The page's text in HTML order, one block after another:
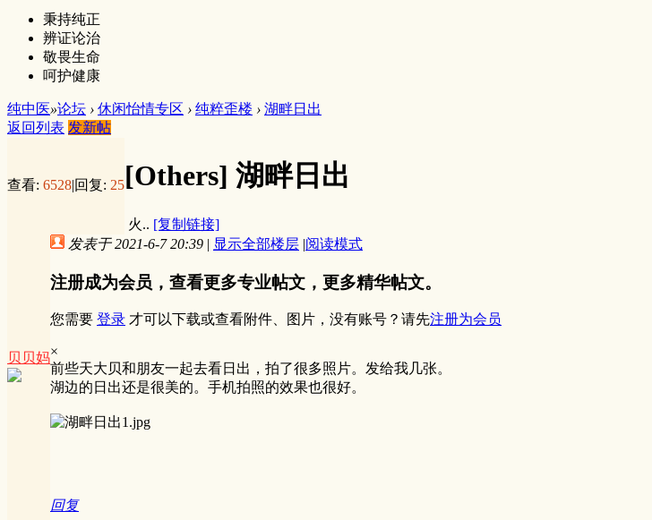
秉持纯正
辨证论治
敬畏生命
呵护健康
纯中医»论坛 › 休闲怡情专区 › 纯粹歪楼 › 湖畔日出
返回列表 发新帖
查看: 6528|回复: 25[Others] 湖畔日出
火.. [复制链接]
贝贝妈
发表于 2021-6-7 20:39 | 显示全部楼层 |阅读模式
注册成为会员，查看更多专业帖文，更多精华帖文。
您需要 登录 才可以下载或查看附件、图片，没有账号？请先注册为会员
×
前些天大贝和朋友一起去看日出，拍了很多照片。发给我几张。
湖边的日出还是很美的。手机拍照的效果也很好。
回复